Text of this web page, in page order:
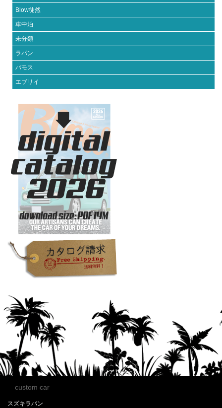
Blow徒然
車中泊
未分類
ラパン
バモス
エブリイ
custom car
スズキラパン